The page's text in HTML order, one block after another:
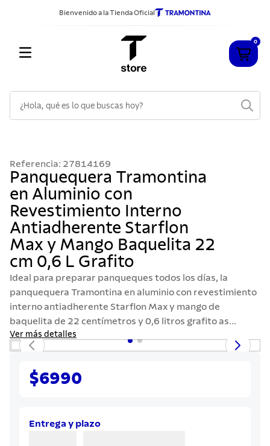
Bienvenido a la Tienda Oficial
0
Referencia: 27814169
Panquequera Tramontina
en Aluminio con
Revestimiento Interno
Antiadherente Starflon
Max y Mango Baquelita 22
cm 0,6 L Grafito
Ideal para preparar panqueques todos los días, la
panquequera Tramontina en aluminio con revestimiento
interno antiadherente Starflon Max y mango de
baquelita de 22 centímetros y 0,6 litros grafito as...
Ver más detalles
$6990
Entrega y plazo
2.
sarten
3.
cubiertos
4.
ollas
5 .
acero inoxidable
6.
grano
7.
442
8.
solar
9.
cuchillo
10. termo